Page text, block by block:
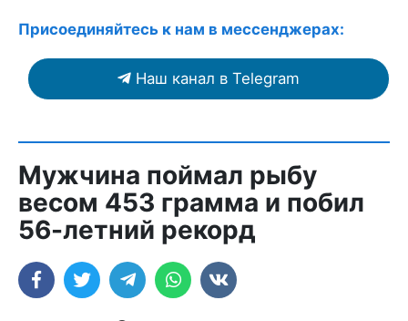
Присоединяйтесь к нам в мессенджерах:
Наш канал в Telegram
Мужчина поймал рыбу
весом 453 грамма и побил
56-летний рекорд